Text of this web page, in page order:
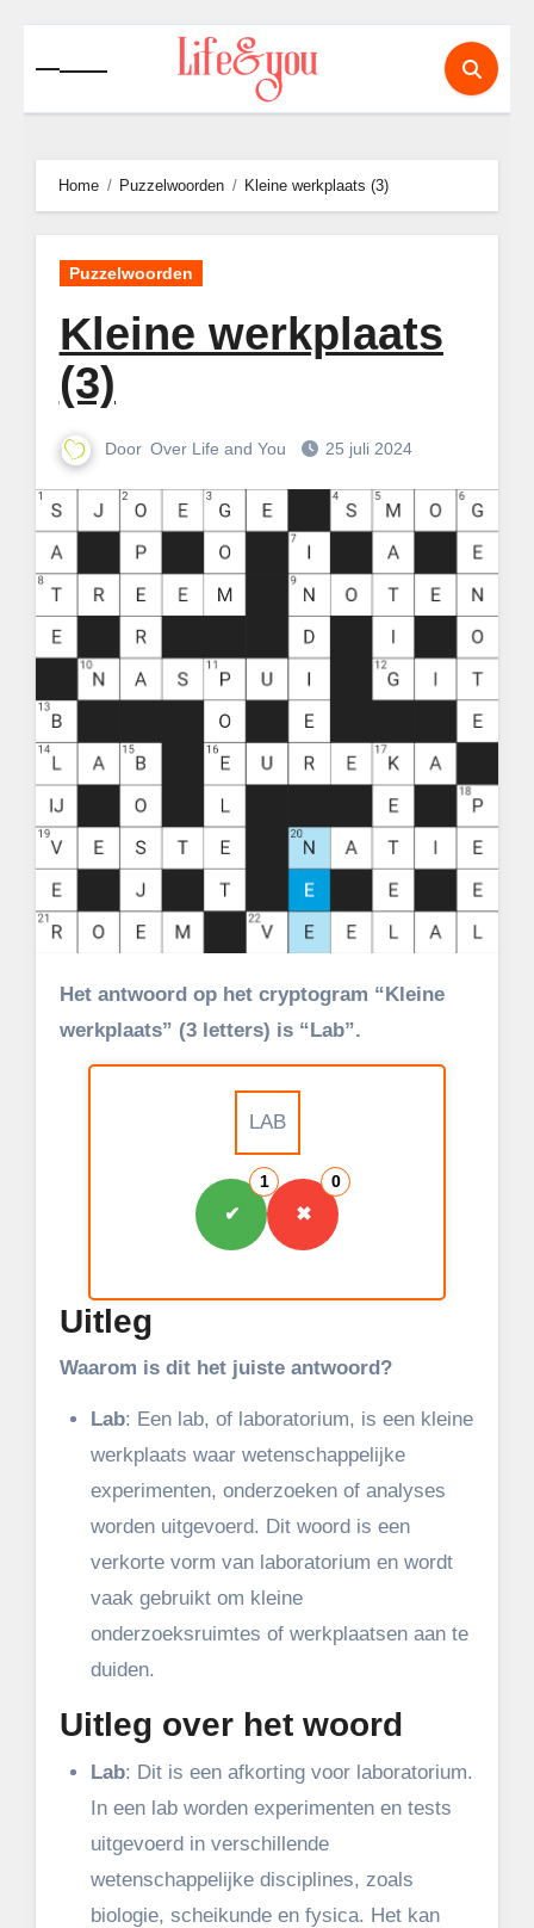
naar
de
Home Puzzelwoorden Kleine werkplaats (3)
Puzzelwoorden
Kleine werkplaats
(3)
Door Over Life and You 25 juli 2024
Het antwoord op het cryptogram “Kleine
werkplaats” (3 letters) is “Lab”.
LAB
1
✔
0
✖
Uitleg
Waarom is dit het juiste antwoord?
Lab: Een lab, of laboratorium, is een kleine
werkplaats waar wetenschappelijke
experimenten, onderzoeken of analyses
worden uitgevoerd. Dit woord is een
verkorte vorm van laboratorium en wordt
vaak gebruikt om kleine
onderzoeksruimtes of werkplaatsen aan te
duiden.
Uitleg over het woord
Lab: Dit is een afkorting voor laboratorium.
In een lab worden experimenten en tests
uitgevoerd in verschillende
wetenschappelijke disciplines, zoals
biologie, scheikunde en fysica. Het kan